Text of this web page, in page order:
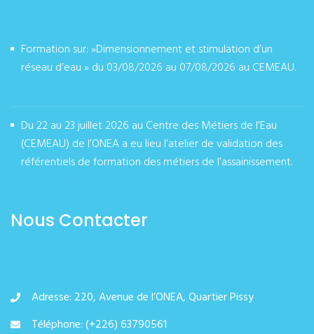
Formation sur: »Dimensionnement et stimulation d’un
réseau d’eau » du 03/08/2026 au 07/08/2026 au CEMEAU.
Du 22 au 23 juillet 2026 au Centre des Métiers de l’Eau
(CEMEAU) de l’ONEA a eu lieu l’atelier de validation des
référentiels de formation des métiers de l’assainissement.
Nous Contacter
Adresse: 220, Avenue de l’ONEA, Quartier Pissy
Téléphone: (+226) 63790561